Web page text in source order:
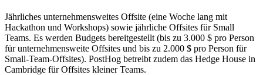
Jährliches unternehmensweites Offsite (eine Woche lang mit
Hackathon und Workshops) sowie jährliche Offsites für Small
Teams. Es werden Budgets bereitgestellt (bis zu 3.000 $ pro Person
für unternehmensweite Offsites und bis zu 2.000 $ pro Person für
Small-Team-Offsites). PostHog betreibt zudem das Hedge House in
Cambridge für Offsites kleiner Teams.